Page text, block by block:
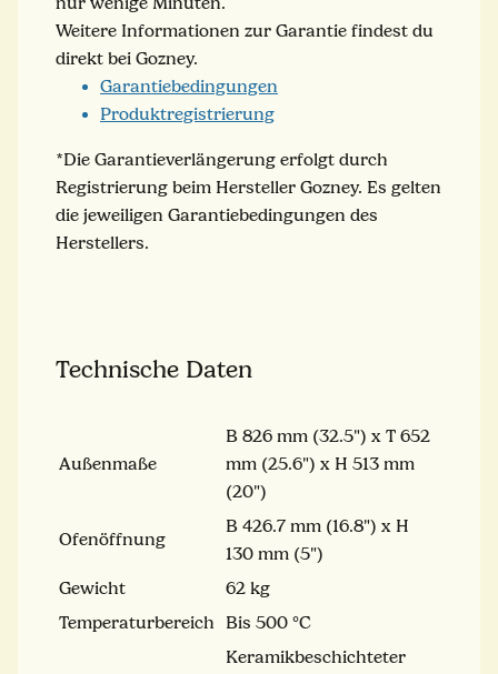
Weitere Informationen zur Garantie findest du
direkt bei Gozney.
Garantiebedingungen
Produktregistrierung
*Die Garantieverlängerung erfolgt durch
Registrierung beim Hersteller Gozney. Es gelten
die jeweiligen Garantiebedingungen des
Herstellers.
Technische Daten
Außenmaße
B 826 mm (32.5") x T 652
mm (25.6") x H 513 mm
(20")
Ofenöffnung
B 426.7 mm (16.8") x H
130 mm (5")
Gewicht
62 kg
Temperaturbereich
Bis 500 °C
Keramikbeschichteter